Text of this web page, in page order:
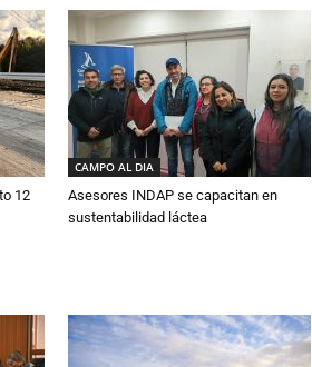
12
CAMPO AL DIA
Asesores INDAP se capacitan en
sustentabilidad láctea